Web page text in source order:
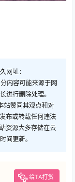
网址：
内容可能来源于网
进行删除处理。
站赞同其观点和对
布或转载任何违法
资源大多存储在云
间更新。
给TA打赏